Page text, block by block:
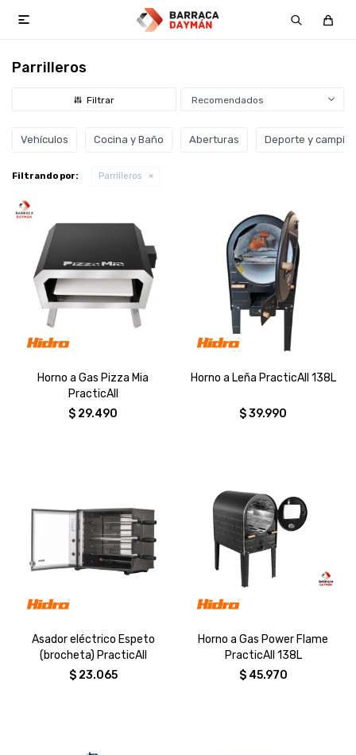

Parrilleros
Recomendados
Vehículos Cocina y Baño Aberturas Deporte y
Filtrando por: Parrilleros
Horno a Gas Pizza Mia
PracticAll
$ 29.490
Horno a Leña PracticAll 138L
$39.990
Asador eléctrico Espeto
(brocheta) PracticAll
$ 23.065
Horno a Gas Power Flame
PracticAll 138L
$ 45.970